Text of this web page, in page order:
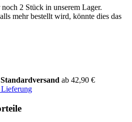
2 Stück in unserem Lager.
mehr bestellt wird, könnte dies das
ab 42,90 €